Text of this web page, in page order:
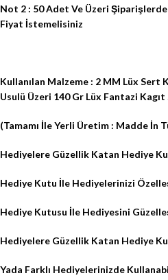
Not 2 : 50 Adet Ve Üzeri
Fiyat İstemelisiniz
Kullanılan Malzeme : 2 MM Lüx Sert
Usulü Üzeri 140 Gr Lüx Fantazi
(Tamamı İle Yerli Üretim : Madde İn
Hediyelere Güzellik Katan Hediye
Hediye Kutu İle Hediyelerinizi
Hediye Kutusu İle Hediyesini
Hediyelere Güzellik Katan Hediye
Yada Farklı Hediyelerinizde